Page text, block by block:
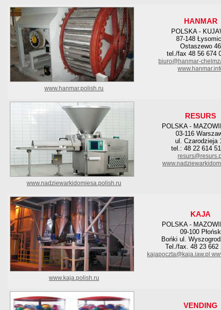
HANMAR
POLSKA -
87-148
Ostaszewo 46
tel./fax 48 56 674
biuro@hanmar-
www.hanmar.polish.ru
RESURS
POLSKA -
03-116
ul. Czarodzieja
tel.: 48 22 614
www.nadziewarkidomiesa.polish.ru
KAJA
POLSKA -
09-100 Płońsk
Bońki ul.
Tel./fax. 48 23 662
kajapoczta@kaja.iaw.pl
www.kaja.polish.ru
VENDING